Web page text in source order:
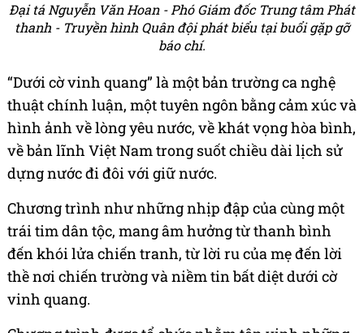
Đại tá Nguyễn Văn Hoan - Phó Giám đốc Trung tâm Phát
thanh - Truyền hình Quân đội phát biểu tại buổi gặp gỡ
báo chí.
“Dưới cờ vinh quang” là một bản trường ca nghệ
thuật chính luận, một tuyên ngôn bằng cảm xúc và
hình ảnh về lòng yêu nước, về khát vọng hòa bình,
về bản lĩnh Việt Nam trong suốt chiều dài lịch sử
dựng nước đi đôi với giữ nước.
Chương trình như những nhịp đập của cùng một
trái tim dân tộc, mang âm hưởng từ thanh bình
đến khói lửa chiến tranh, từ lời ru của mẹ đến lời
thề nơi chiến trường và niềm tin bất diệt dưới cờ
vinh quang.